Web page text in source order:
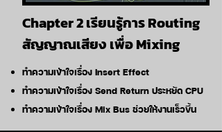
Chapter 2 เรียนรู้การ Routing
สัญญาณเสียง เพื่อ Mixing
ทำความเข้าใจเรื่อง Insert Effect
ทำความเข้าใจเรื่อง Send Return ประหยัด CPU
ทำความเข้าใจเรื่อง Mix Bus ช่วยให้งานเร็วขึ้น